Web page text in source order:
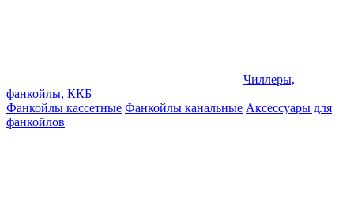
Чиллеры,
фанкойлы, ККБ
Фанкойлы кассетные Фанкойлы канальные Аксессуары для
фанкойлов